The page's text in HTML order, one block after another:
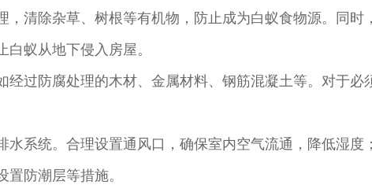
清除杂草、树根等有机物，防止成为白蚁食物源。同
蚁从地下侵入房屋。
过防腐处理的木材、金属材料、钢筋混凝土等。对于
系统。合理设置通风口，确保室内空气流通，降低湿
防潮层等措施。